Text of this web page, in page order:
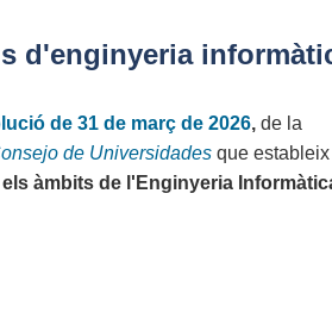
d'enginyeria
de 31 de març de 2026, de la
de Universidades que
àmbits de l'Enginyeria